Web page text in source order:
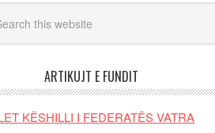
ARTIKUJT E FUNDIT
KËSHILLI I FEDERATËS VATRA